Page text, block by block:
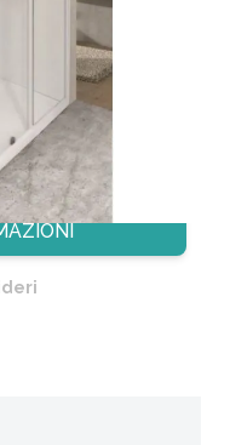
Non Disponibile
70max 80 X H. 185